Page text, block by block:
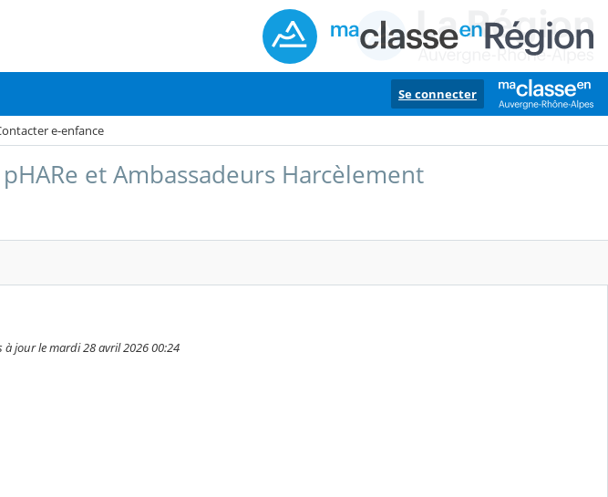
Se connecter
e-enfance
et Ambassadeurs Harcèlement
à jour le mardi 28 avril 2026 00:24